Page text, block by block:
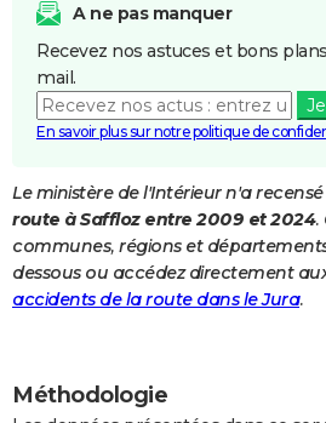
Destinations
City break
Voyage nature
Voyage de noces
Forum
Climat
PHOTO
GUIDES D'ACHAT
BONS PLANS
Carte de Noël
Carte Bonne année
Carte Saint-Valentin
Carte Pâques
Carte d'anniversaire
DICTIONNAIRE
Dictionnaire
Biographies
Citations
Expressions
Proverbes
PROGRAMME TV
A ne pas manquer
Recevez nos astuces et bons
mail.
En savoir plus sur notre politique de
Le ministère de l'Intérieur n'a recensé
route à Saffloz entre 2009 et 2024.
communes, régions et
dessous ou accédez directement
accidents de la route dans le Jura.
Méthodologie